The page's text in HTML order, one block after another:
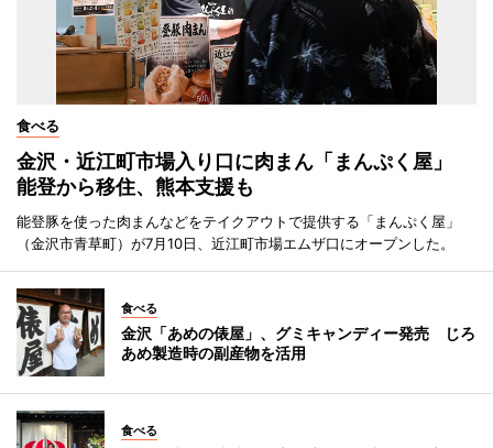
食べる
金沢・近江町市場入り口に肉まん「まんぷく屋」
能登から移住、熊本支援も
能登豚を使った肉まんなどをテイクアウトで提供する「まんぷく屋」
（金沢市青草町）が7月10日、近江町市場エムザ口にオープンした。
食べる
金沢「あめの俵屋」、グミキャンディー発売 じろ
あめ製造時の副産物を活用
食べる